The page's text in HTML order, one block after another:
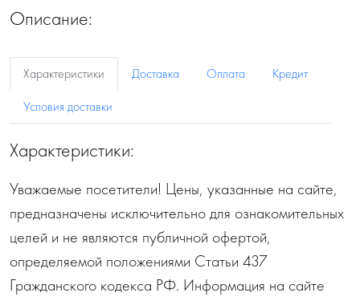
Описание:
Характеристики Доставка Оплата
Кредит
Условия доставки
Характеристики:
Уважаемые посетители! Цены, указанные на сайте,
предназначены исключительно для ознакомительных
целей и не являются публичной офертой,
определяемой положениями Статьи 437
Гражданского кодекса РФ. Информация на сайте